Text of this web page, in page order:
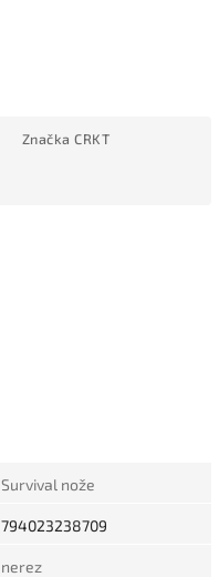
Značka CRKT
Survival nože
794023238709
nerez